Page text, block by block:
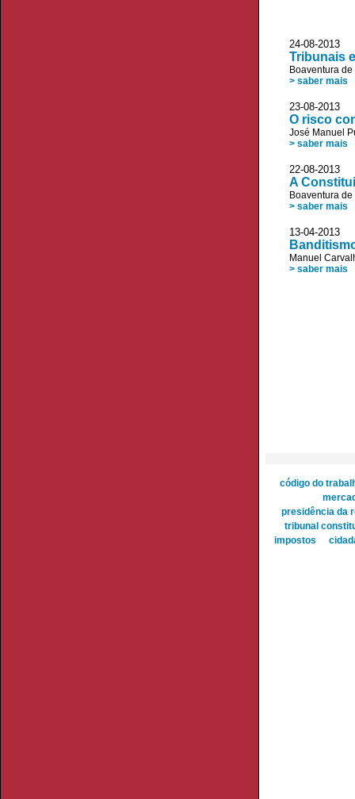
24-08-
Tribunais
Boaventura
> saber mais
23-08-2013
O risco
José Manuel
> saber mais
22-08-
A
Boaventura
> saber mais
13-04-2013
Manuel
> saber mais
código do
presidência da
tribunal
impostos